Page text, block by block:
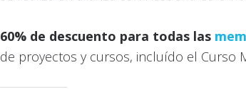
60% de descuento para todas las
de proyectos y cursos, incluído el Curso